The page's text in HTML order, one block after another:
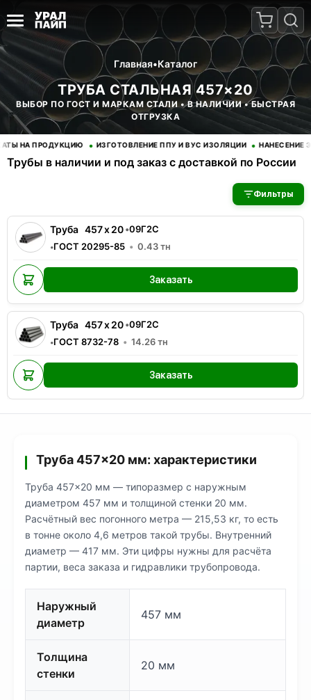
Главная•Каталог
ТРУБА СТАЛЬНАЯ 457×20
ВЫБОР ПО ГОСТ И МАРКАМ СТАЛИ • В НАЛИЧИИ • БЫСТРАЯ
ОТГРУЗКА
НА ПРОДУКЦИЮ • ИЗГОТОВЛЕНИЕ ППУ И ВУС ИЗОЛЯЦИИ • НАНЕСЕНИЕ
Трубы в наличии и под заказ с доставкой по России
В наличии 2 позиций трубы стальные. Купить трубы оптом с
Фильтры
Труба 457x20•09Г2С
•ГОСТ 20295-85 0.43тн
Заказать
Труба 457x20•09Г2С
•ГОСТ 8732-78 14.26тн
Заказать
Труба 457×20 мм: характеристики
Труба 457×20 мм — типоразмер с наружным
диаметром 457 мм и толщиной стенки 20 мм.
Расчётный вес погонного метра — 215,53 кг, то есть
в тонне около 4,6 метров такой трубы. Внутренний
диаметр — 417 мм. Эти цифры нужны для расчёта
партии, веса заказа и гидравлики трубопровода.
Наружный
диаметр
457 мм
Толщина
стенки
20 мм